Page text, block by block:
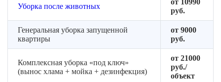
Уборка после животных
от 10990
руб.
Генеральная уборка запущенной
квартиры
от 9000
руб.
Комплексная уборка «под ключ»
(вынос хлама + мойка + дезинфекция)
от 21000
руб./
объект